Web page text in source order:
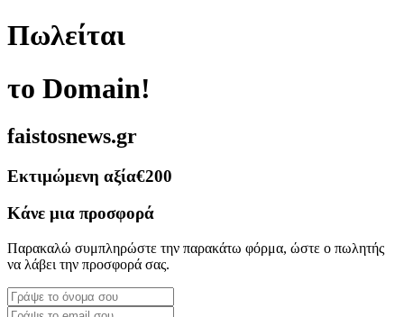
Πωλείται
το Domain!
faistosnews.gr
Εκτιμώμενη αξία€200
Κάνε μια προσφορά
Παρακαλώ συμπληρώστε την παρακάτω φόρμα, ώστε ο πωλητής
να λάβει την προσφορά σας.